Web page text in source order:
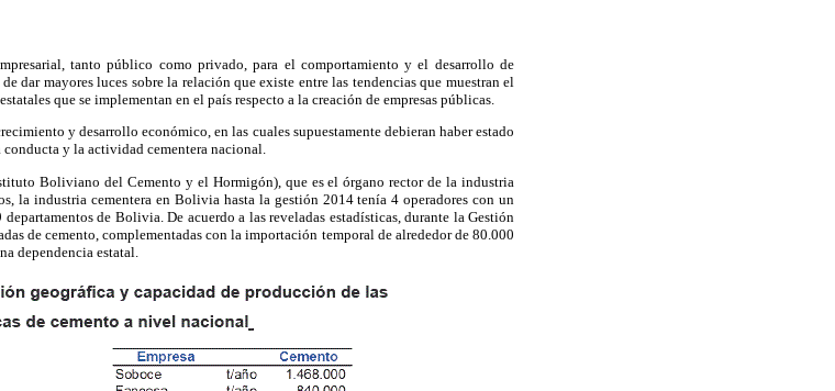
tanto público como privado, para el comportamiento y el desarrollo de
dar mayores luces sobre la relación que existe entre las tendencias que muestran el
que se implementan en el país respecto a la creación de empresas públicas.
y desarrollo económico, en las cuales supuestamente debieran haber estado
conducta y la actividad cementera nacional.
Boliviano del Cemento y el Hormigón), que es el órgano rector de la industria
la industria cementera en Bolivia hasta la gestión 2014 tenía 4 operadores con un
de Bolivia. De acuerdo a las reveladas estadísticas, durante la Gestión
de cemento, complementadas con la importación temporal de alrededor de 80.000
dependencia estatal.